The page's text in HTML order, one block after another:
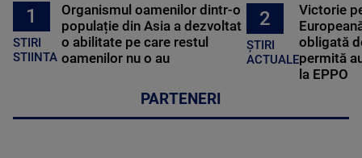
1
STIRI
STIINTA
Organismul oamenilor dintr-o
populație din Asia a dezvoltat
o abilitate pe care restul
oamenilor nu o au
2
ȘTIRI
ACTUALE
Victorie
obligată
permită
la EPPO
PARTENERI